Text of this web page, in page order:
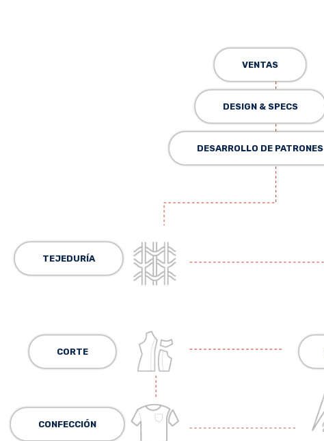
VENTAS
DESIGN & SPECS
DESARROLLO DE PATRONES
TEJEDURÍA
CORTE
CONFECCIÓN